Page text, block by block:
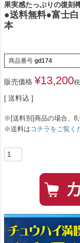
果実感たっぷりの復刻
●送料無料●富士
本
商品番号 gd174
販売価格 ¥13,200
送料込
※[送料別]商品の場合、
※送料は コチラをご覧く